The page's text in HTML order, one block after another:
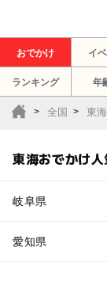
おでかけ イ
ランキング 年
全国 東海
東海おでかけ
岐阜県
愛知県